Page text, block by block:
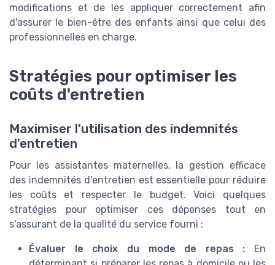
modifications et de les appliquer correctement afin
d'assurer le bien-être des enfants ainsi que celui des
professionnelles en charge.
Stratégies pour optimiser les
coûts d'entretien
Maximiser l'utilisation des indemnités
d'entretien
Pour les assistantes maternelles, la gestion efficace
des indemnités d'entretien est essentielle pour réduire
les coûts et respecter le budget. Voici quelques
stratégies pour optimiser ces dépenses tout en
s'assurant de la qualité du service fourni :
Évaluer le choix du mode de repas : En